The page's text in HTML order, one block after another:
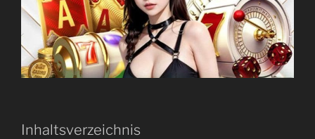
Inhaltsverzeichnis